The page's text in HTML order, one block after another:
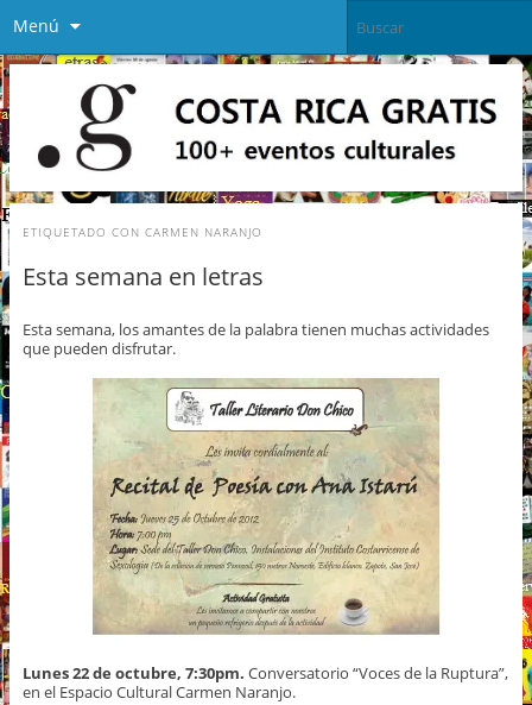
Menú
ETIQUETADO CON CARMEN NARANJO
Esta semana en letras
Esta semana, los amantes de la palabra tienen muchas actividades
que pueden disfrutar.
Lunes 22 de octubre, 7:30pm. Conversatorio “Voces de la Ruptura”,
en el Espacio Cultural Carmen Naranjo.